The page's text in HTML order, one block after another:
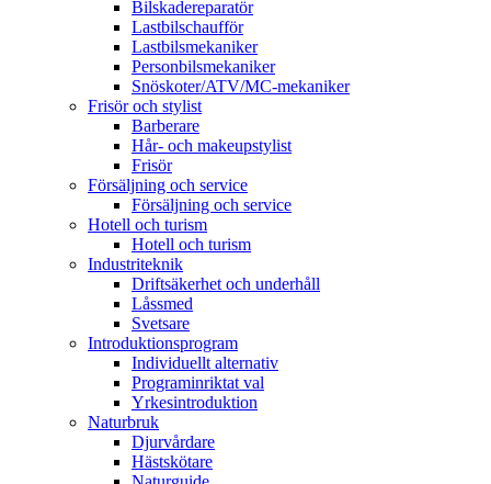
Bilskade­reparatör
Lastbilschaufför
Lastbilsmekaniker
Personbilsmekaniker
Snöskoter/ATV/MC-mekaniker
Frisör och stylist
Barberare
Hår- och makeupstylist
Frisör
Försäljning och service
Försäljning och service
Hotell och turism
Hotell och turism
Industriteknik
Driftsäkerhet och underhåll
Låssmed
Svetsare
Introduktionsprogram
Individuellt alternativ
Programinriktat val
Yrkesintroduktion
Naturbruk
Djurvårdare
Hästskötare